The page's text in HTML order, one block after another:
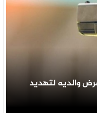
والديه لتهديد